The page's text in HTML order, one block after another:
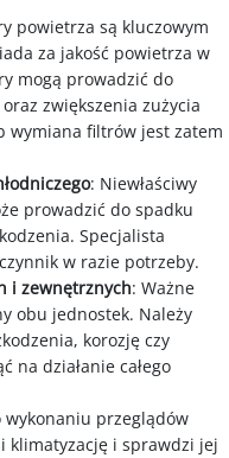
powietrza są kluczowym
za jakość powietrza w
mogą prowadzić do
zwiększenia zużycia
wymiana filtrów jest zatem
: Niewłaściwy
prowadzić do spadku
Specjalista
w razie potrzeby.
i zewnętrznych: Ważne
obu jednostek. Należy
korozję czy
na działanie całego
wykonaniu przeglądów
klimatyzację i sprawdzi jej